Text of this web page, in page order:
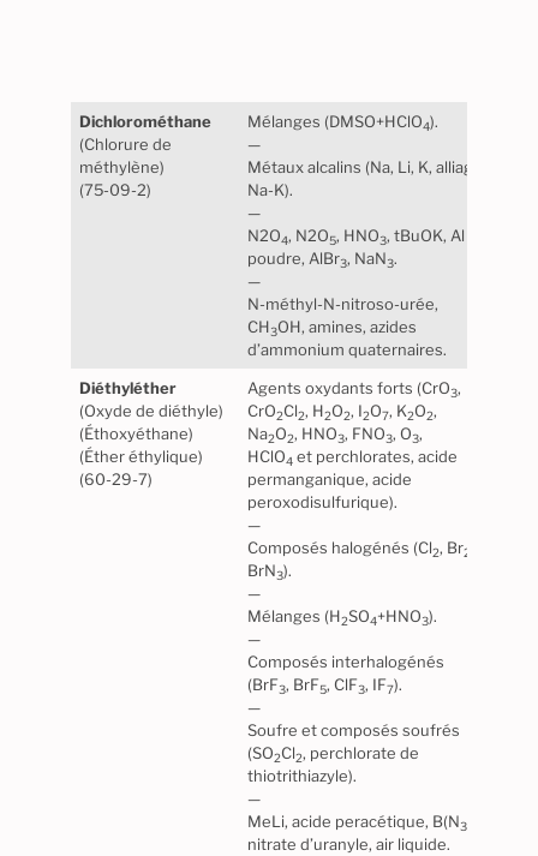
Dichlorométhane
(Chlorure de
méthylène)
(75-09-2)
Mélanges (DMSO+HClO4).
—
Métaux alcalins (Na, Li, K, alliage
Na-K).
—
N2O4, N2O5, HNO3, tBuOK, Al
poudre, AlBr3, NaN3.
—
N-méthyl-N-nitroso-urée,
CH3OH, amines, azides
d’ammonium quaternaires.
Diéthyléther
(Oxyde de diéthyle)
(Éthoxyéthane)
(Éther éthylique)
(60-29-7)
Agents oxydants forts (CrO3,
CrO2Cl2, H2O2, I2O7, K2O2,
Na2O2, HNO3, FNO3, O3,
HClO4 et perchlorates, acide
permanganique, acide
peroxodisulfurique).
—
Composés halogénés (Cl2, Br2
BrN3).
—
Mélanges (H2SO4+HNO3).
—
Composés interhalogénés
(BrF3, BrF5, ClF3, IF7).
—
Soufre et composés soufrés
(SO2Cl2, perchlorate de
thiotrithiazyle).
—
MeLi, acide peracétique, B(N3
nitrate d’uranyle, air liquide.